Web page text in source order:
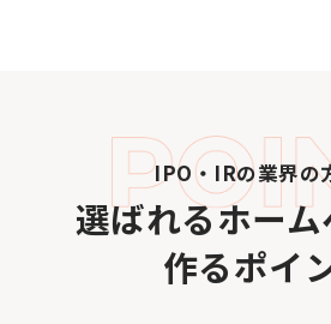
IPO・IRの業界の
選ばれるホー
作るポイ